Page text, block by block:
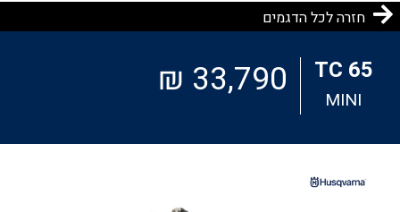
חזרה לכל הדגמים
TC 65
MINI
33,790 ₪